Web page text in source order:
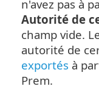
n'avez pas à
Autorité de
champ vide.
autorité de
exportés à
Prem.